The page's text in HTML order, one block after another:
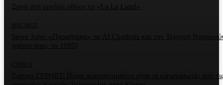
Ξανά στη μεγάλη οθόνη το «La La Land»
HOT SPOT
Steve Jobs: «Προφήτεψε» τα AI Chatbots και την Τεχνητή
Έρευνα ΓΕΡΗΕΤ: Πόσο ικανοποιημένοι είναι οι καταναλωτές από